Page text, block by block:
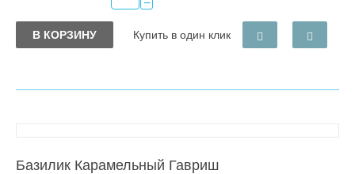
В КОРЗИНУ Купить в один клик
Базилик Карамельный Гавриш